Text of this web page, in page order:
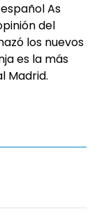
As
del
los nuevos
es la más
Madrid.